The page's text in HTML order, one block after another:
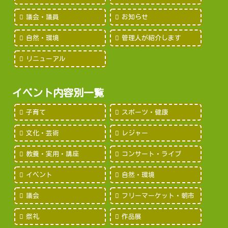
議会・議員 お知らせ
自然・環境 管理人が紹介します
リニューアル
イベント内容別一覧
子育て スポーツ・健康
文化・芸術 レジャー
教養・実用・講座 コンサート・ライブ
イベント 自然・環境
議会 フリーマーケット・朝市
祭礼 作品展